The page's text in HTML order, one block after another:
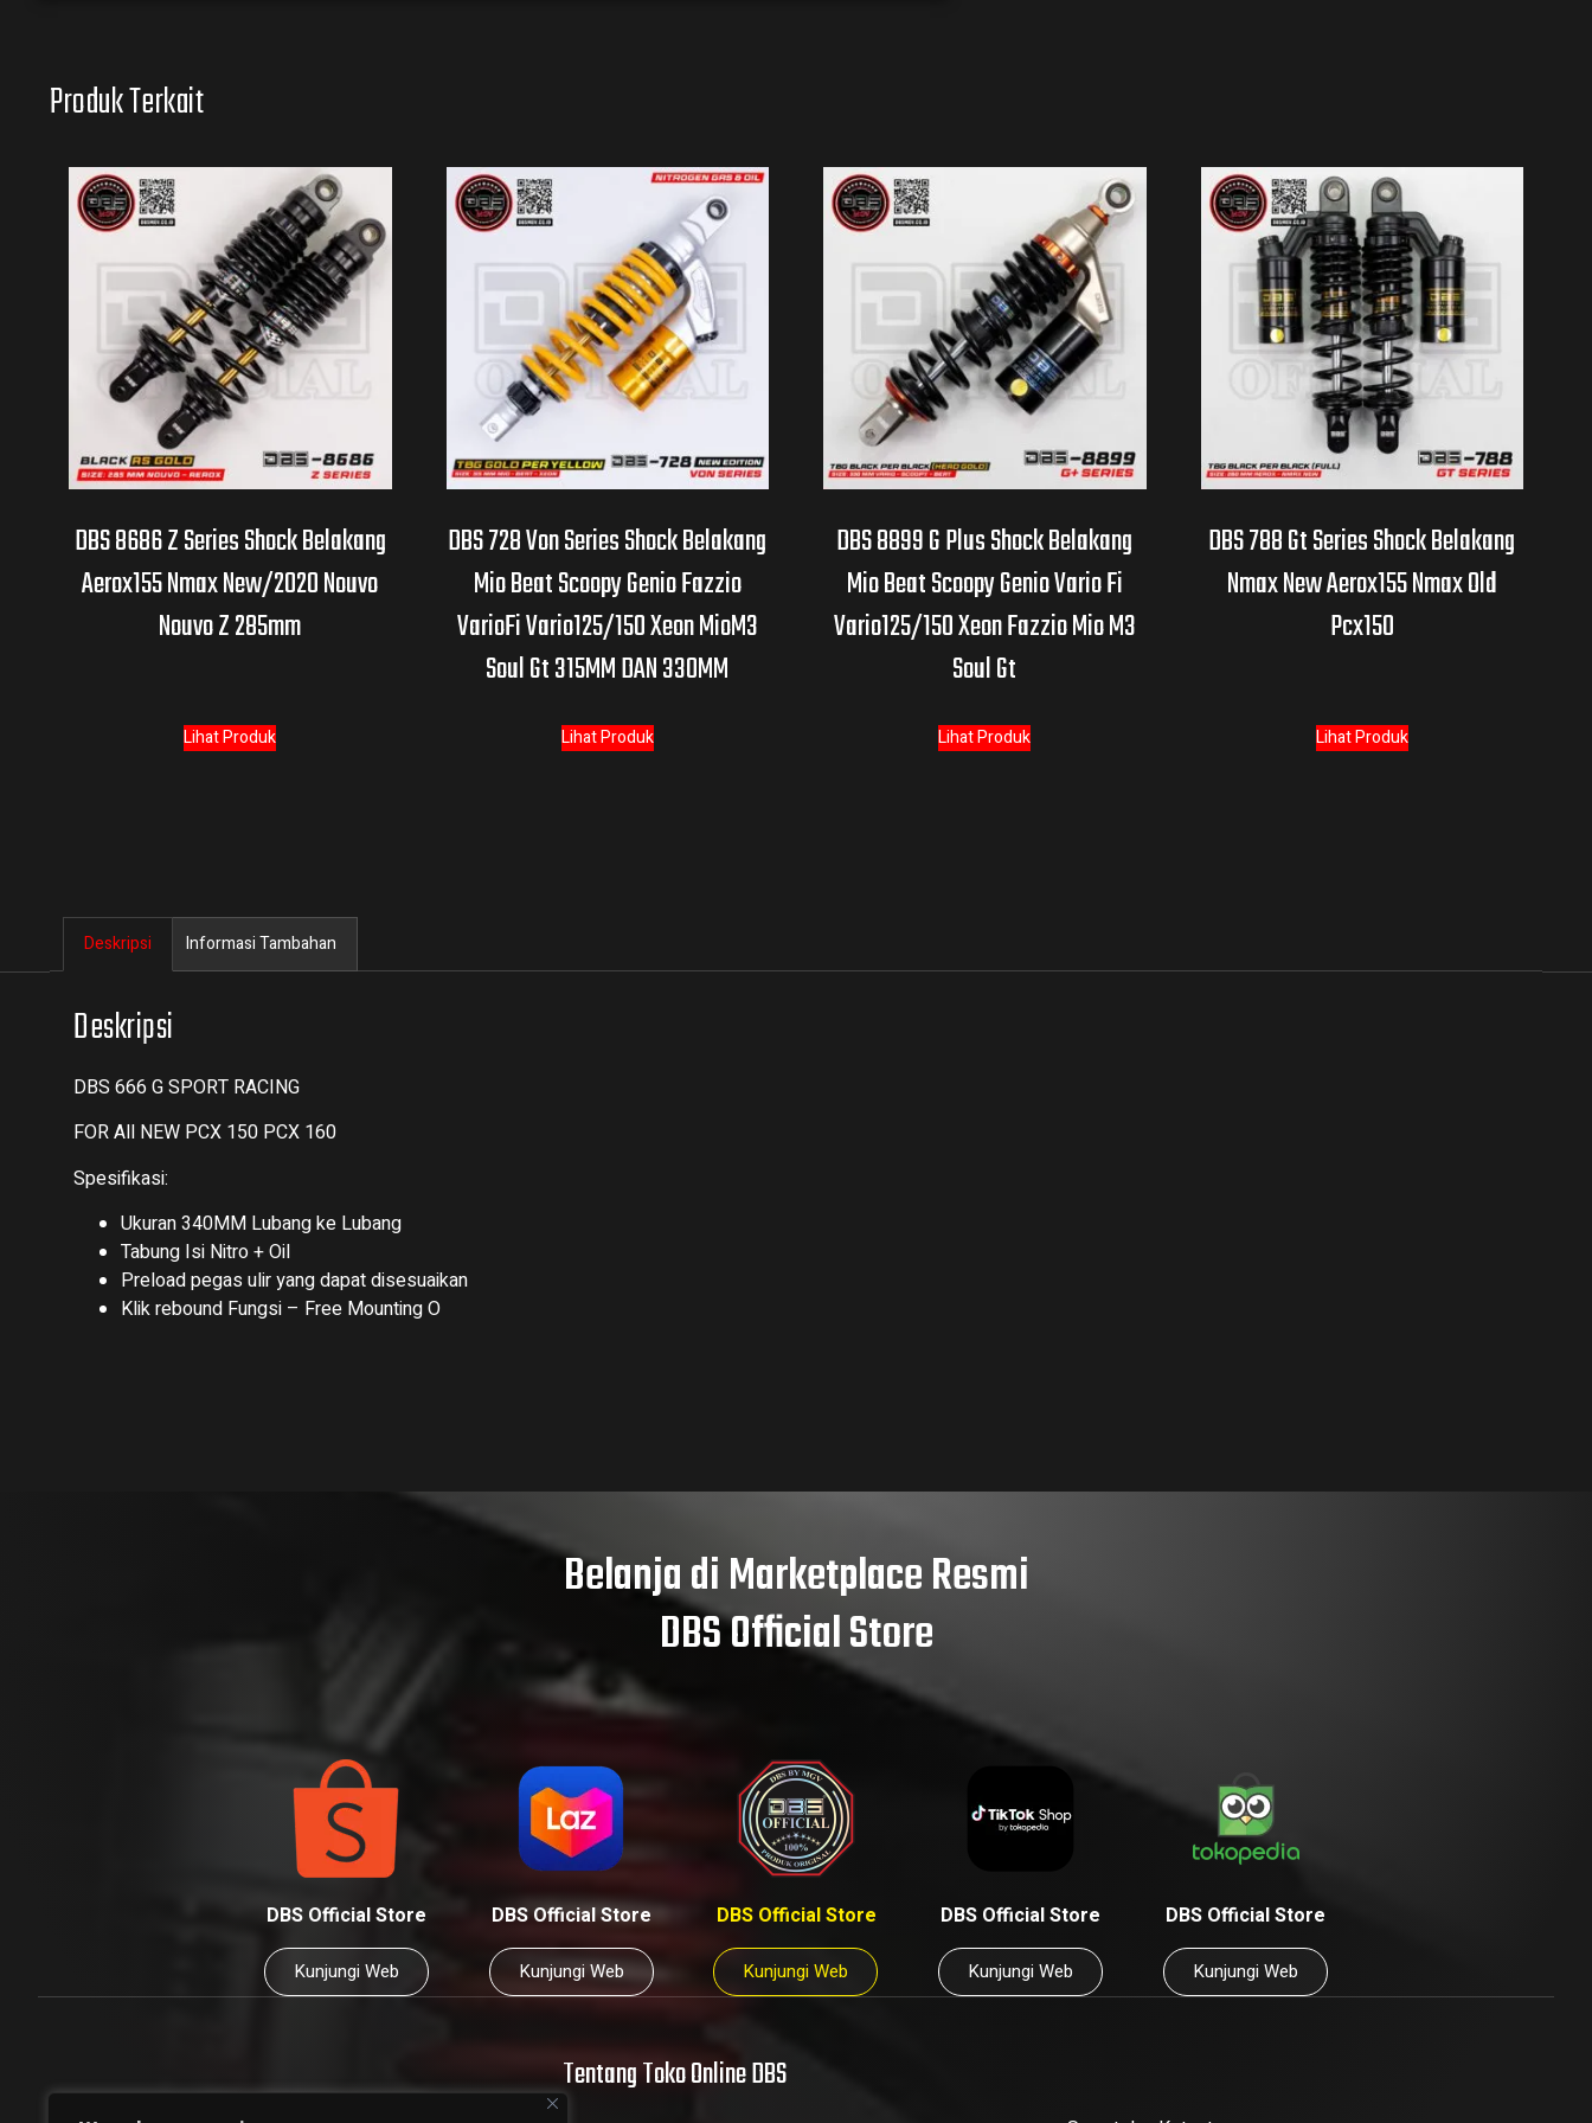
Produk Terkait
DBS 8686 Z Series Shock Belakang
Aerox155 Nmax New/2020 Nouvo
Nouvo Z 285mm
Lihat Produk
DBS 728 Von Series Shock Belakang
Mio Beat Scoopy Genio Fazzio
VarioFi Vario125/150 Xeon MioM3
Soul Gt 315MM DAN 330MM
Lihat Produk
DBS 8899 G Plus Shock Belakang
Mio Beat Scoopy Genio Vario Fi
Vario125/150 Xeon Fazzio Mio M3
Soul Gt
Lihat Produk
DBS 788 Gt Series Shock Belakang
Nmax New Aerox155 Nmax Old
Pcx150
Lihat Produk
Deskripsi Informasi Tambahan
Deskripsi
DBS 666 G SPORT RACING
FOR All NEW PCX 150 PCX 160
Spesifikasi:
Ukuran 340MM Lubang ke Lubang
Tabung Isi Nitro + Oil
Preload pegas ulir yang dapat disesuaikan
Klik rebound Fungsi – Free Mounting O
Belanja di Marketplace Resmi
DBS Official Store
DBS Official Store
Kunjungi Web
DBS Official Store
Kunjungi Web
DBS Official Store
Kunjungi Web
DBS Official Store
Kunjungi Web
DBS Official Store
Kunjungi Web
Tentang Toko Online DBS